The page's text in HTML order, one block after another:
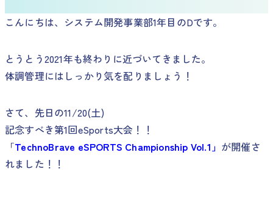
こんにちは、システム開発事業部1年目のDです。
とうとう2021年も終わりに近づいてきました。
体調管理にはしっかり気を配りましょう！
さて、先日の11/20(土)
記念すべき第1回eSports大会！！
「TechnoBrave eSPORTS Championship Vol.1」 が開催さ
れました！！